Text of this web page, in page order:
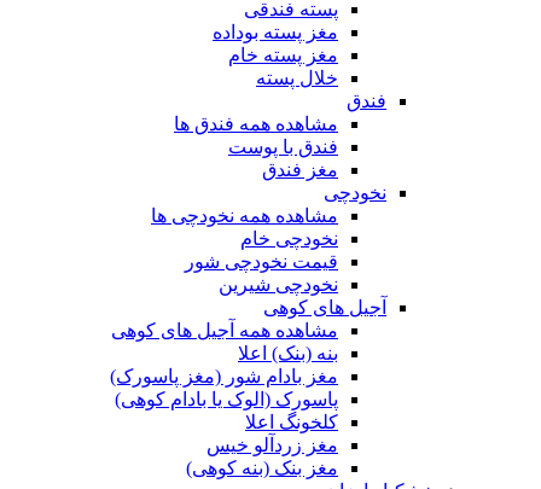
پسته فندقی
مغز پسته بوداده
مغز پسته خام
خلال پسته
فندق
مشاهده همه فندق ها
فندق با پوست
مغز فندق
نخودچی
مشاهده همه نخودچی ها
نخودچی خام
قیمت نخودچی شور
نخودچی شیرین
آجیل های کوهی
مشاهده همه آجیل های کوهی
بنه (بنک) اعلا
مغز بادام شور (مغز پاسورک)
پاسورک (الوک یا بادام کوهی)
کلخونگ اعلا
مغز زردآلو خیس
مغز بنک (بنه کوهی)